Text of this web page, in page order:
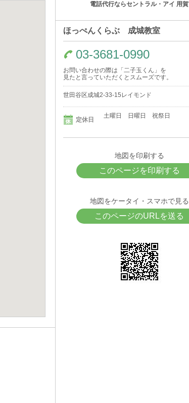
電話代行ならセントラル・アイ 用賀
ほっぺんくらぶ 成城教室
03-3681-0990
お問い合わせの際は「二子玉くん」を
見たと言っていただくとスムーズです。
世田谷区成城2-33-15レイモンド
定休日
土曜日 日曜日 祝祭日
地図を印刷する
このページを印刷する
地図をケータイ・スマホで見る
このページのURLを送る